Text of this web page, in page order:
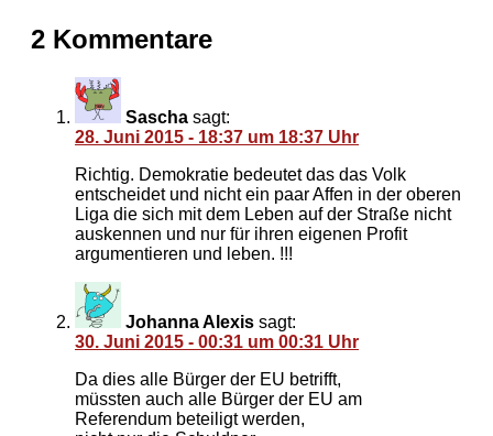
2 Kommentare
Sascha sagt:
28. Juni 2015 - 18:37 um 18:37 Uhr
Richtig. Demokratie bedeutet das das Volk
entscheidet und nicht ein paar Affen in der oberen
Liga die sich mit dem Leben auf der Straße nicht
auskennen und nur für ihren eigenen Profit
argumentieren und leben. !!!
Johanna Alexis sagt:
30. Juni 2015 - 00:31 um 00:31 Uhr
Da dies alle Bürger der EU betrifft,
müssten auch alle Bürger der EU am
Referendum beteiligt werden,